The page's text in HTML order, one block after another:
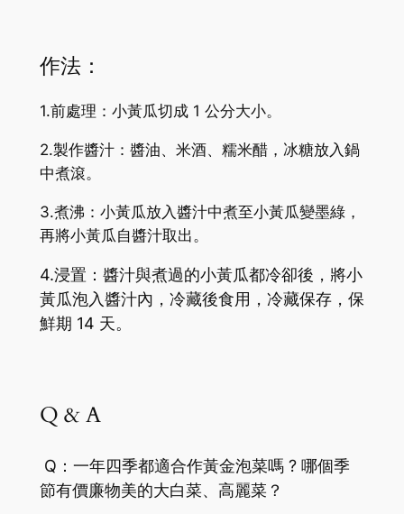
作法：
1.前處理：小黃瓜切成 1 公分大小。
2.製作醬汁：醬油、米酒、糯米醋，冰糖放入鍋
中煮滾。
3.煮沸：小黃瓜放入醬汁中煮至小黃瓜變墨綠，
再將小黃瓜自醬汁取出。
4.浸置：醬汁與煮過的小黃瓜都冷卻後，將小
黃瓜泡入醬汁內，冷藏後食用，冷藏保存， 保
鮮期 14 天。
Q & A
Q：一年四季都適合作黃金泡菜嗎 ? 哪個季
節有價廉物美的大白菜、高麗菜？